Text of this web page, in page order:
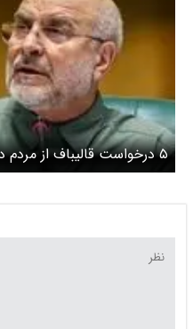
۵ درخواست قالیباف از مردم در دوره جدید جنگ